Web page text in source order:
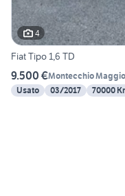
4
Fiat Tipo 1,6 TD
9.500 €Montecchio
Usato
03/2017 70000